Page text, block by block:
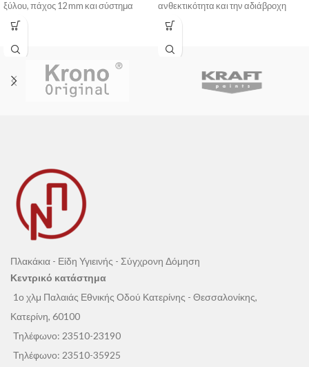
ξύλου, πάχος 12 mm και σύστημα
εύκολης εγκατάστασης,
συνδυάζοντας αισθητική και
πρακτικότητα. Με υψηλή αντοχή στη
φθορά (AC5), ανθεκτικότητα στην
υγρασία και φιλικότητα προς τα
κατοικίδια, αποτελεί ιδανική επιλογή
ανθεκτικότητα και την αδιάβροχη
τεχνολογία, δημιουργώντας ένα
δάπεδο που εντυπωσιάζει αισθητικά
και αποδίδει λειτουργικά. Με
τοποθέτηση και αντοχή σε έντονη
χρήση, αποτελεί ιδανική λύση για
Πλακάκια - Είδη Υγιεινής - Σύγχρονη Δόμηση
Κεντρικό κατάστημα
1ο χλμ Παλαιάς Εθνικής Οδού Κατερίνης - Θεσσαλονίκης,
Κατερίνη, 60100
Τηλέφωνο: 23510-23190
Τηλέφωνο: 23510-35925